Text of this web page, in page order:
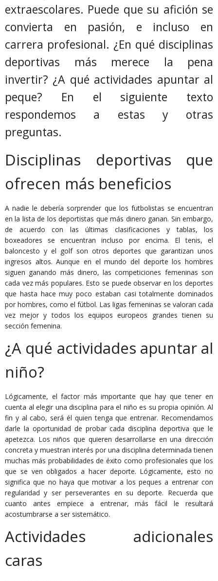
extraescolares. Puede que su afición se
convierta en pasión, e incluso en
carrera profesional. ¿En qué disciplinas
deportivas más merece la pena
invertir? ¿A qué actividades apuntar al
peque? En el siguiente texto
respondemos a estas y otras
preguntas.
Disciplinas deportivas que
ofrecen más beneficios
A nadie le debería sorprender que los futbolistas se encuentran
en la lista de los deportistas que más dinero ganan. Sin embargo,
de acuerdo con las últimas clasificaciones y tablas, los
boxeadores se encuentran incluso por encima. El tenis, el
baloncesto y el golf son otros deportes que garantizan unos
ingresos altos. Aunque en el mundo del deporte los hombres
siguen ganando más dinero, las competiciones femeninas son
cada vez más populares. Esto se puede observar en los deportes
que hasta hace muy poco estaban casi totalmente dominados
por hombres, como el fútbol. Las ligas femeninas se valoran cada
vez mejor y todos los equipos europeos grandes tienen su
sección femenina.
¿A qué actividades apuntar al
niño?
Lógicamente, el factor más importante que hay que tener en
cuenta al elegir una disciplina para el niño es su propia opinión. Al
fin y al cabo, será él quien tenga que entrenar. Recomendamos
darle la oportunidad de probar cada disciplina deportiva que le
apetezca. Los niños que quieren desarrollarse en una dirección
concreta y muestran interés por una disciplina determinada tienen
muchas más probabilidades de éxito como profesionales que los
que se ven obligados a hacer deporte. Lógicamente, esto no
significa que no haya que motivar a los peques a entrenar con
regularidad y ser perseverantes en su deporte. Recuerda que
cuanto antes empiece a entrenar, más fácil le resultará
acostumbrarse a ser sistemático.
Actividades adicionales
caras